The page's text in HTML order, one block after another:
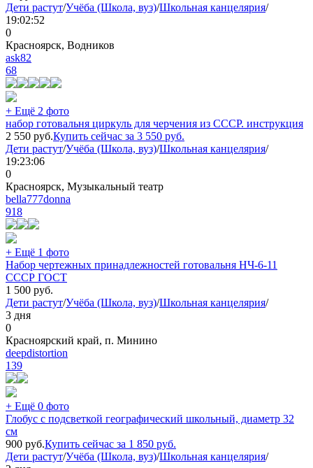
Дети растут/Учёба (Школа, вуз)/Школьная канцелярия/
19:02:52
0
Красноярск, Водников
ask82
68
+ Ещё 2 фото
набор готовальня циркуль для черчения из СССР. инструкция
2 550 руб.Купить сейчас за 3 550 руб.
Дети растут/Учёба (Школа, вуз)/Школьная канцелярия/
19:23:06
0
Красноярск, Музыкальный театр
bella777donna
918
+ Ещё 1 фото
Набор чертежных принадлежностей готовальня НЧ-6-11
СССР ГОСТ
1 500 руб.
Дети растут/Учёба (Школа, вуз)/Школьная канцелярия/
3 дня
0
Красноярский край, п. Минино
deepdistortion
139
+ Ещё 0 фото
Глобус с подсветкой географический школьный, диаметр 32
см
900 руб.Купить сейчас за 1 850 руб.
Дети растут/Учёба (Школа, вуз)/Школьная канцелярия/